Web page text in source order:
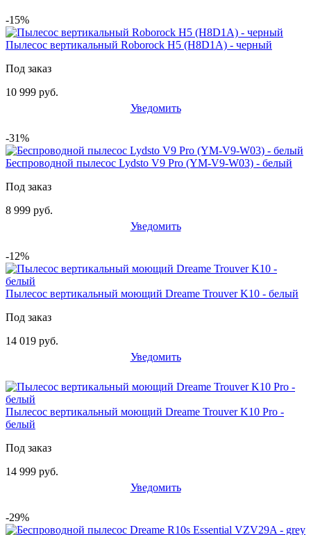
-15%
Пылесос вертикальный Roborock H5 (H8D1A) - черный
Под заказ
10 999 руб.
Уведомить
-31%
Беспроводной пылесос Lydsto V9 Pro (YM-V9-W03) - белый
Под заказ
8 999 руб.
Уведомить
-12%
Пылесос вертикальный моющий Dreame Trouver K10 - белый
Под заказ
14 019 руб.
Уведомить
Пылесос вертикальный моющий Dreame Trouver K10 Pro -
белый
Под заказ
14 999 руб.
Уведомить
-29%